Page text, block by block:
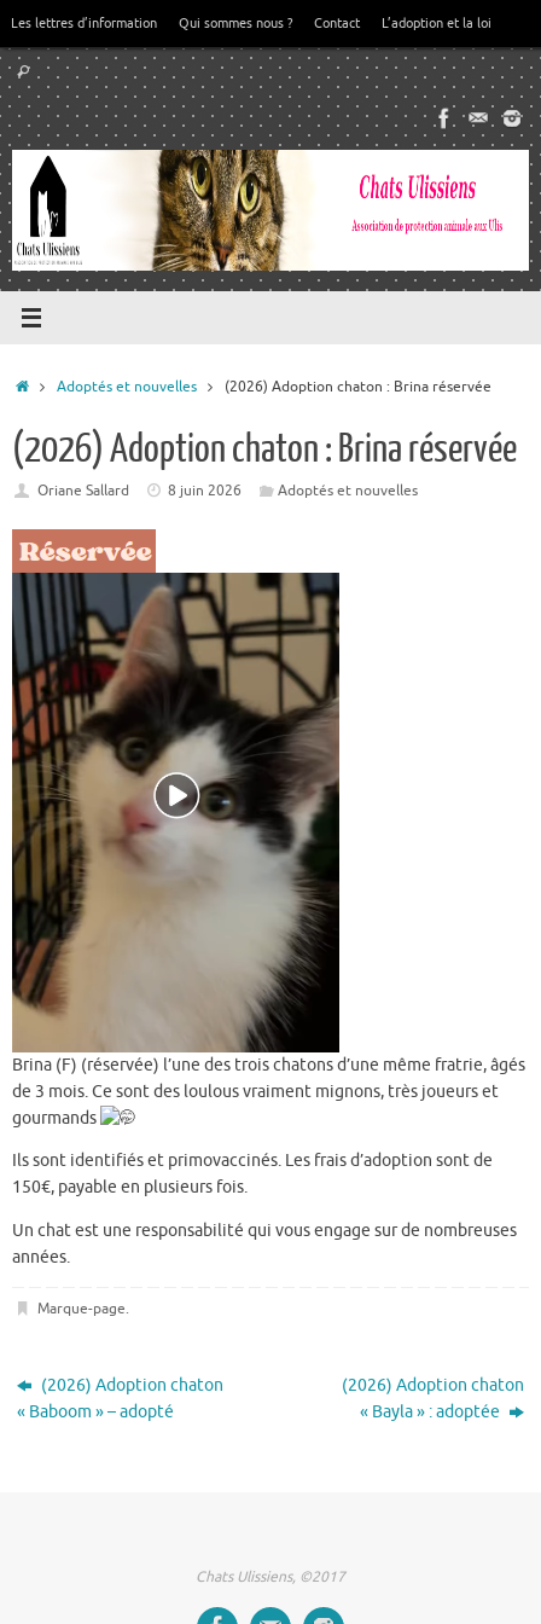
contenu
Les lettres d’information Qui sommes nous ? Contact L’adoption et la loi
Recherche
pour
:
Rechercher
Accueil
Adoptés et nouvelles (2026) Adoption chaton : Brina réservée
(2026) Adoption chaton : Brina réservée
Oriane Sallard 8 juin 2026 Adoptés et nouvelles
Brina (F) (réservée) l’une des trois chatons d’une même fratrie, âgés
de 3 mois. Ce sont des loulous vraiment mignons, très joueurs et
gourmands
Ils sont identifiés et primovaccinés. Les frais d’adoption sont de
150€, payable en plusieurs fois.
Un chat est une responsabilité qui vous engage sur de nombreuses
années.
Marque-page.
(2026) Adoption chaton
« Baboom » – adopté
(2026) Adoption chaton
« Bayla » : adoptée
Chats Ulissiens, ©2017